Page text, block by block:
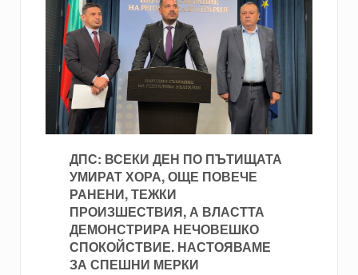
ДПС: ВСЕКИ ДЕН ПО ПЪТИЩАТА
УМИРАТ ХОРА, ОЩЕ ПОВЕЧЕ
РАНЕНИ, ТЕЖКИ
ПРОИЗШЕСТВИЯ, А ВЛАСТТА
ДЕМОНСТРИРА НЕЧОВЕШКО
СПОКОЙСТВИЕ. НАСТОЯВАМЕ
ЗА СПЕШНИ МЕРКИ